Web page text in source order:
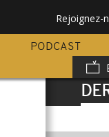
Rejoignez-
PODCAST